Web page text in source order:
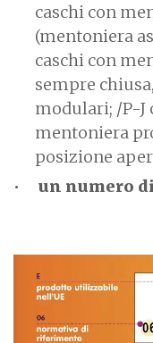
caschi con
(mentoniera
caschi con
sempre
modulari; /P-J
mentoniera
posizione
un numero